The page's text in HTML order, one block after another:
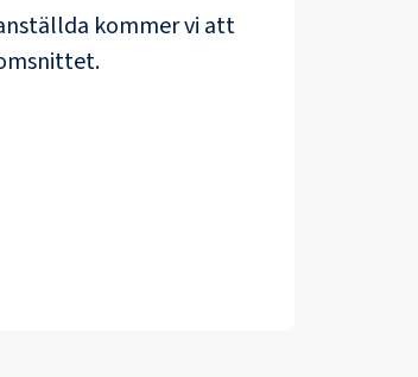
kommer vi att